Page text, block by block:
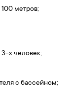
метров;
х человек;
с бассейном;